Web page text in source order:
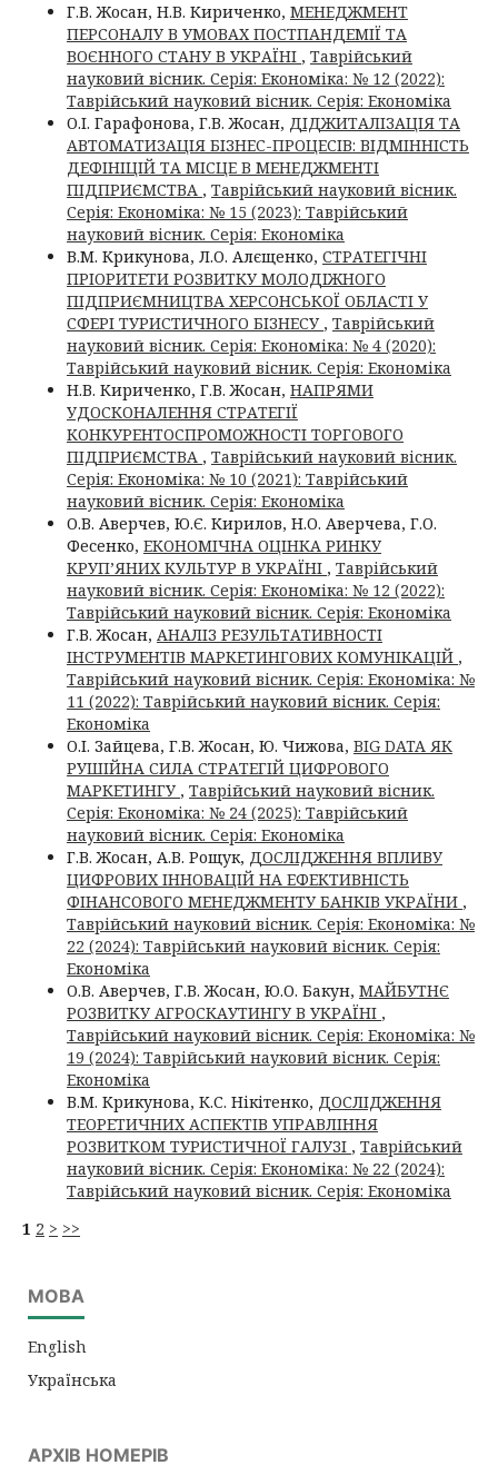
Г.В. Жосан, Н.В. Кириченко, МЕНЕДЖМЕНТ
ПЕРСОНАЛУ В УМОВАХ ПОСТПАНДЕМІЇ ТА
ВОЄННОГО СТАНУ В УКРАЇНІ , Таврійський
науковий вісник. Серія: Економіка: № 12 (2022):
Таврійський науковий вісник. Серія: Економіка
О.І. Гарафонова, Г.В. Жосан, ДІДЖИТАЛІЗАЦІЯ ТА
АВТОМАТИЗАЦІЯ БІЗНЕС-ПРОЦЕСІВ: ВІДМІННІСТЬ
ДЕФІНІЦІЙ ТА МІСЦЕ В МЕНЕДЖМЕНТІ
ПІДПРИЄМСТВА , Таврійський науковий вісник.
Серія: Економіка: № 15 (2023): Таврійський
науковий вісник. Серія: Економіка
В.М. Крикунова, Л.О. Алєщенко, СТРАТЕГІЧНІ
ПРІОРИТЕТИ РОЗВИТКУ МОЛОДІЖНОГО
ПІДПРИЄМНИЦТВА ХЕРСОНСЬКОЇ ОБЛАСТІ У
СФЕРІ ТУРИСТИЧНОГО БІЗНЕСУ , Таврійський
науковий вісник. Серія: Економіка: № 4 (2020):
Таврійський науковий вісник. Серія: Економіка
Н.В. Кириченко, Г.В. Жосан, НАПРЯМИ
УДОСКОНАЛЕННЯ СТРАТЕГІЇ
КОНКУРЕНТОСПРОМОЖНОСТІ ТОРГОВОГО
ПІДПРИЄМСТВА , Таврійський науковий вісник.
Серія: Економіка: № 10 (2021): Таврійський
науковий вісник. Серія: Економіка
О.В. Аверчев, Ю.Є. Кирилов, Н.О. Аверчева, Г.О.
Фесенко, ЕКОНОМІЧНА ОЦІНКА РИНКУ
КРУП’ЯНИХ КУЛЬТУР В УКРАЇНІ , Таврійський
науковий вісник. Серія: Економіка: № 12 (2022):
Таврійський науковий вісник. Серія: Економіка
Г.В. Жосан, АНАЛІЗ РЕЗУЛЬТАТИВНОСТІ
ІНСТРУМЕНТІВ МАРКЕТИНГОВИХ КОМУНІКАЦІЙ ,
Таврійський науковий вісник. Серія: Економіка: №
11 (2022): Таврійський науковий вісник. Серія:
Економіка
О.І. Зайцева, Г.В. Жосан, Ю. Чижова, BIG DATA ЯК
РУШІЙНА СИЛА СТРАТЕГІЙ ЦИФРОВОГО
МАРКЕТИНГУ , Таврійський науковий вісник.
Серія: Економіка: № 24 (2025): Таврійський
науковий вісник. Серія: Економіка
Г.В. Жосан, А.В. Рощук, ДОСЛІДЖЕННЯ ВПЛИВУ
ЦИФРОВИХ ІННОВАЦІЙ НА ЕФЕКТИВНІСТЬ
ФІНАНСОВОГО МЕНЕДЖМЕНТУ БАНКІВ УКРАЇНИ ,
Таврійський науковий вісник. Серія: Економіка: №
22 (2024): Таврійський науковий вісник. Серія:
Економіка
О.В. Аверчев, Г.В. Жосан, Ю.О. Бакун, МАЙБУТНЄ
РОЗВИТКУ АГРОСКАУТИНГУ В УКРАЇНІ ,
Таврійський науковий вісник. Серія: Економіка: №
19 (2024): Таврійський науковий вісник. Серія:
Економіка
В.М. Крикунова, К.С. Нікітенко, ДОСЛІДЖЕННЯ
ТЕОРЕТИЧНИХ АСПЕКТІВ УПРАВЛІННЯ
РОЗВИТКОМ ТУРИСТИЧНОЇ ГАЛУЗІ , Таврійський
науковий вісник. Серія: Економіка: № 22 (2024):
Таврійський науковий вісник. Серія: Економіка
1 2 > >>
МОВА
English
Українська
АРХІВ НОМЕРІВ